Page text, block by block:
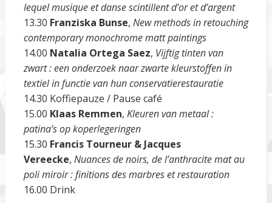
lequel musique et danse scintillent d’or et d’argent
13.30 Franziska Bunse, New methods in retouching
contemporary monochrome matt paintings
14.00 Natalia Ortega Saez, Vijftig tinten van
zwart : een onderzoek naar zwarte kleurstoffen in
textiel in functie van hun conservatierestauratie
14.30 Koffiepauze / Pause café
15.00 Klaas Remmen, Kleuren van metaal :
patina’s op koperlegeringen
15.30 Francis Tourneur & Jacques
Vereecke, Nuances de noirs, de l’anthracite mat au
poli miroir : finitions des marbres et restauration
16.00 Drink